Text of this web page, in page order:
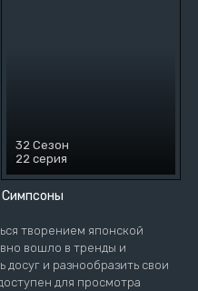
Симпсоны
32 Сезон
22 серия
творением японской
вошло в тренды и
и разнообразить свои
для просмотра